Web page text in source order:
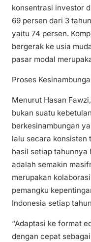
konsentrasi investor
69 persen dari 3
yaitu 74 persen.
bergerak ke usia
pasar modal
Proses
Menurut Hasan
bukan suatu
berkesinambungan
lalu secara konsisten
hasil setiap tahunnya
adalah semakin
merupakan
pemangku
Indonesia setiap
“Adaptasi ke format
dengan cepat